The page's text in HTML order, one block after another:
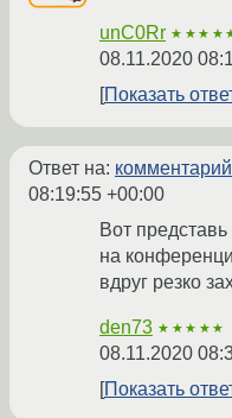
unC0Rr
08.11.2020
Показать
Ответ на: комментарий
08:19:55 +00:00
Вот
на
вдруг резко
den73 ★★★★★
08.11.2020
Показать